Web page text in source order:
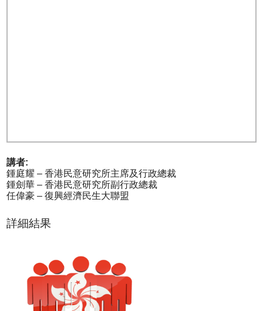
講者:
鍾庭耀 – 香港民意研究所主席及行政總裁
鍾劍華 – 香港民意研究所副行政總裁
任偉豪 – 復興經濟民生大聯盟
詳細結果